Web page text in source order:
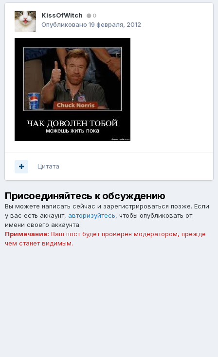
KissOfWitch 0
Опубликовано 19 февраля, 2012
Цитата
Присоединяйтесь к обсуждению
Вы можете написать сейчас и зарегистрироваться позже. Если
у вас есть аккаунт, авторизуйтесь, чтобы опубликовать от
имени своего аккаунта.
Примечание: Ваш пост будет проверен модератором, прежде
чем станет видимым.